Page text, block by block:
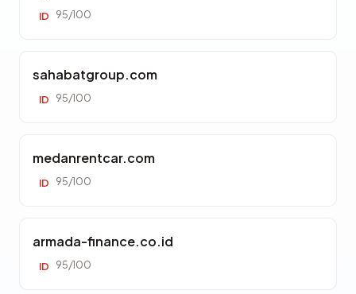
ID 95/100
sahabatgroup.com
ID 95/100
medanrentcar.com
ID 95/100
armada-finance.co.id
ID 95/100